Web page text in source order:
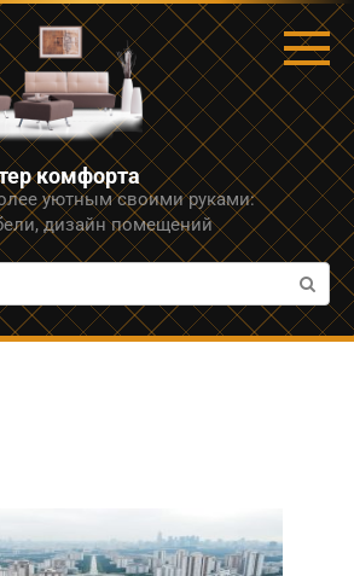
комфорта
уютным своими руками:
дизайн помещений